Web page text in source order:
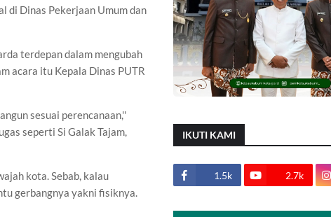
di Dinas Pekerjaan Umum dan
terdepan dalam mengubah
acara itu Kepala Dinas PUTR
sesuai perencanaan,''
seperti Si Galak Tajam,
kota. Sebab, kalau
gerbangnya yakni fisiknya.
IKUTI KAMI
1.5k 2.7k